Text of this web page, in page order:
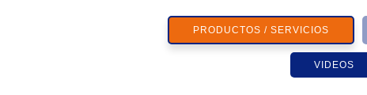
PRODUCTOS / SERVICIOS
VIDEOS